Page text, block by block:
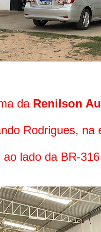
da Renilson
Rodrigues, na
lado da BR-316